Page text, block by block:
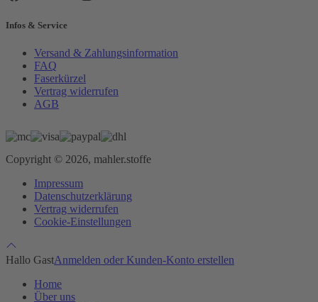
Infos & Service
Versand & Zahlungsinformation
FAQ
Faserkürzel
Vertrag widerrufen
AGB
Copyright © 2026, mahler.stoffe
Impressum
Datenschutzerklärung
Vertrag widerrufen
Cookie-Einstellungen
Hallo GastAnmelden oder Kunden-Konto erstellen
Home
Über uns